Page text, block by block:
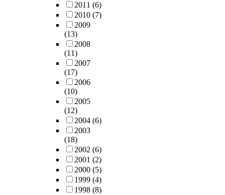
2011 (6)
2010 (7)
2009
(13)
2008
(11)
2007
(17)
2006
(10)
2005
(12)
2004 (6)
2003
(18)
2002 (6)
2001 (2)
2000 (5)
1999 (4)
1998 (8)